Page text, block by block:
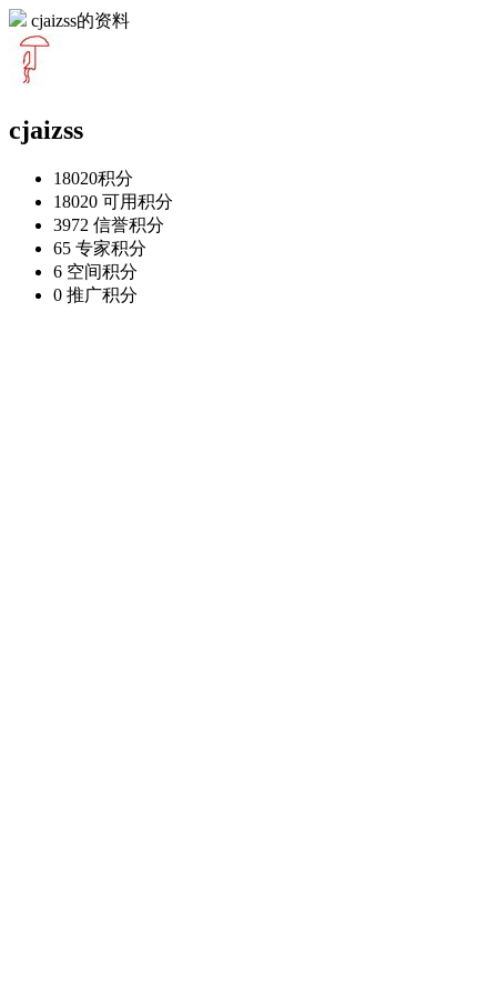
cjaizss的资料
cjaizss
18020积分
18020 可用积分
3972 信誉积分
65 专家积分
6 空间积分
0 推广积分